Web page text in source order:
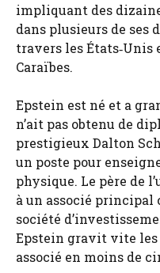
impliquant des
dans plusieurs de ses
travers les États‑Unis
Caraïbes.
Epstein est né et a
n’ait pas obtenu de
prestigieux Dalton
un poste pour
physique. Le père de
à un associé principal
société
Epstein gravit vite les
associé en moins de